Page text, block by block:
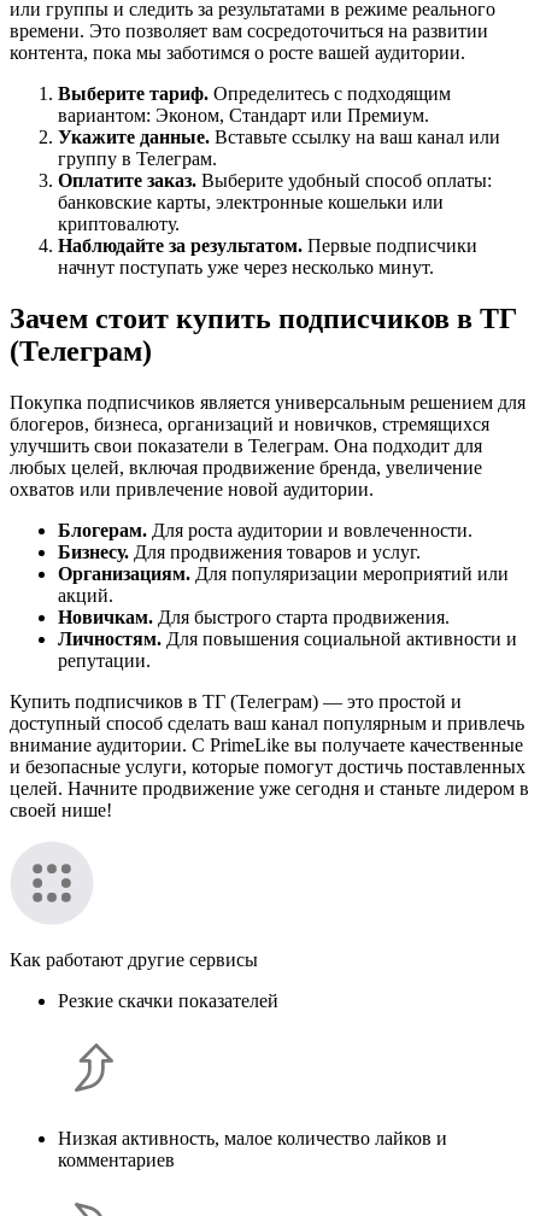
или группы и следить за результатами в режиме реального
времени. Это позволяет вам сосредоточиться на развитии
контента, пока мы заботимся о росте вашей аудитории.
Выберите тариф. Определитесь с подходящим
вариантом: Эконом, Стандарт или Премиум.
Укажите данные. Вставьте ссылку на ваш канал или
группу в Телеграм.
Оплатите заказ. Выберите удобный способ оплаты:
банковские карты, электронные кошельки или
криптовалюту.
Наблюдайте за результатом. Первые подписчики
начнут поступать уже через несколько минут.
Зачем стоит купить подписчиков в ТГ
(Телеграм)
Покупка подписчиков является универсальным решением для
блогеров, бизнеса, организаций и новичков, стремящихся
улучшить свои показатели в Телеграм. Она подходит для
любых целей, включая продвижение бренда, увеличение
охватов или привлечение новой аудитории.
Блогерам. Для роста аудитории и вовлеченности.
Бизнесу. Для продвижения товаров и услуг.
Организациям. Для популяризации мероприятий или
акций.
Новичкам. Для быстрого старта продвижения.
Личностям. Для повышения социальной активности и
репутации.
Купить подписчиков в ТГ (Телеграм) — это простой и
доступный способ сделать ваш канал популярным и привлечь
внимание аудитории. С PrimeLike вы получаете качественные
и безопасные услуги, которые помогут достичь поставленных
целей. Начните продвижение уже сегодня и станьте лидером в
своей нише!
Как работают другие сервисы
Резкие скачки показателей
Низкая активность, малое количество лайков и
комментариев